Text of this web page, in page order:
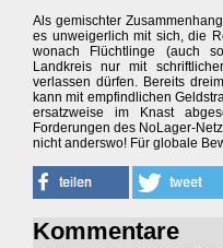
Als gemischter
es unweigerlich mit sich, die
wonach Flüchtlinge (auch
Landkreis nur mit
verlassen dürfen. Bereits
kann mit empfindlichen
ersatzweise im Knast
Forderungen des NoLager-
nicht anderswo! Für globale
Kommentare